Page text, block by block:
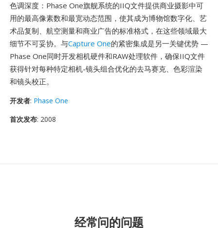
色调深度：Phase One旗舰系统的IIQ文件提供商业摄影中可
用的最高像素数和最宽动态范围，使其成为博物馆数字化、艺
术品复制、航空测量和商业广告的标准格式，在这些领域最大
细节不可妥协。与Capture One的紧密集成是另一关键优势 —
Phase One同时开发相机硬件和RAW处理软件，确保IIQ文件
获得针对每种特定相机-镜头组合优化的去马赛克、色彩渲染
和镜头校正。
开发者: Phase One
首次发布: 2008
经常问的问题